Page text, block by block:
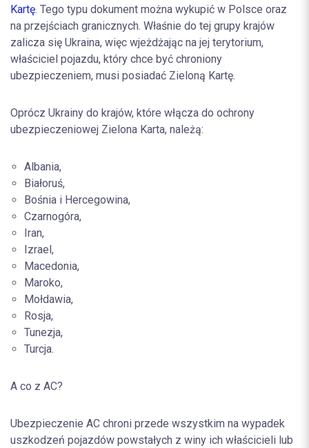
Kartę. Tego typu dokument można wykupić w Polsce oraz
na przejściach granicznych. Właśnie do tej grupy krajów
zalicza się Ukraina, więc wjeżdżając na jej terytorium,
właściciel pojazdu, który chce być chroniony
ubezpieczeniem, musi posiadać Zieloną Kartę.
Oprócz Ukrainy do krajów, które włącza do ochrony
ubezpieczeniowej Zielona Karta, należą:
Albania,
Białoruś,
Bośnia i Hercegowina,
Czarnogóra,
Iran,
Izrael,
Macedonia,
Maroko,
Mołdawia,
Rosja,
Tunezja,
Turcja.
A co z AC?
Ubezpieczenie AC chroni przede wszystkim na wypadek
uszkodzeń pojazdów powstałych z winy ich właścicieli lub